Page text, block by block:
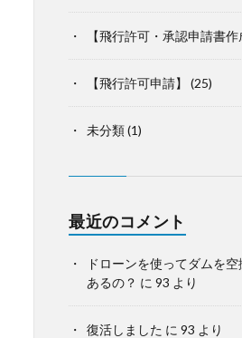
【飛行許可・承認申請書作
【飛行許可申請】 (25)
未分類(1)
最近のコメント
ドローンを使ってダムを
あるの？ に 93 より
復活しました に 93 より